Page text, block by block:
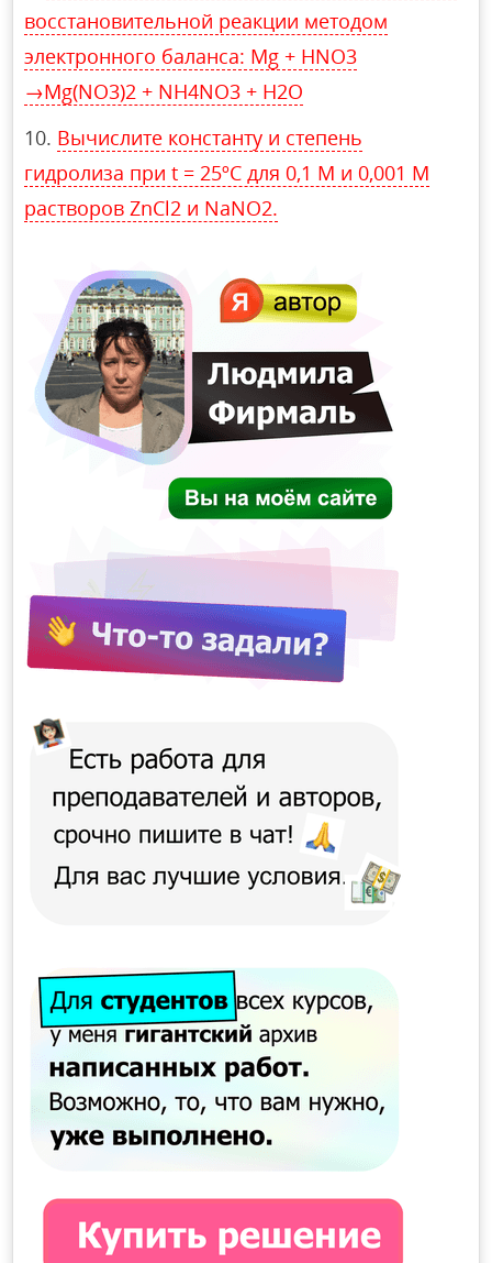
восстановительной реакции методом
электронного баланса: Mg + HNO3
→Mg(NO3)2 + NH4NO3 + H2O
Вычислите константу и степень
гидролиза при t = 25ºC для 0,1 М и 0,001 М
растворов ZnCl2 и NaNO2.